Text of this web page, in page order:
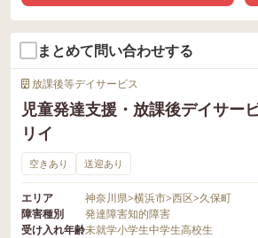
まとめて問い合わせする
放課後等デイサービス
児童発達支援・放課後デイサ
リイ
空きあり 送迎あり
エリア 神奈川県>横浜市>西区>久保町
障害種別
発達障害知的障害
受け入れ年齢未就学小学生中学生高校生